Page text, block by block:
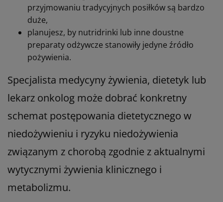
Kiedy skonsultować z lekarzem lub
dietetykiem żywienie medyczne
pacjenta onkologicznego?
Koniecznie skontaktuj się z
lekarzem/dietetykiem, gdy:
pacjent chudnie mimo Twoich starań,
zjada mniej niż połowę standardowych posiłków